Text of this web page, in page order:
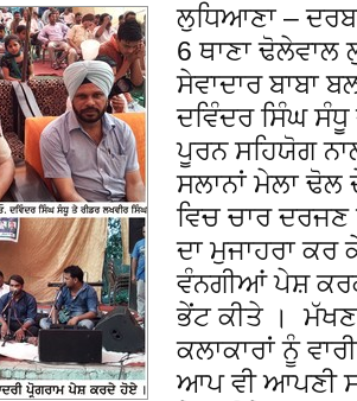
ਲੁਧਿਆਣਾ –
6 ਥਾਣਾ ਢੋਲੇਵਾਲ
ਸੇਵਾਦਾਰ ਬਾਬਾ
ਦਵਿੰਦਰ ਸਿੰਘ
ਪੂਰਨ ਸਹਿਯੋਗ
ਸਲਾਨਾਂ ਮੇਲਾ
ਵਿਚ ਚਾਰ
ਦਾ ਮੁਜਾਹਰਾ
ਵੰਨਗੀਆਂ ਪੇਸ਼
ਭੇਂਟ ਕੀਤੇ । ਮੱਖਣ
ਕਲਾਕਾਰਾਂ ਨੂੰ
ਆਪ ਵੀ ਆਪਣੀ